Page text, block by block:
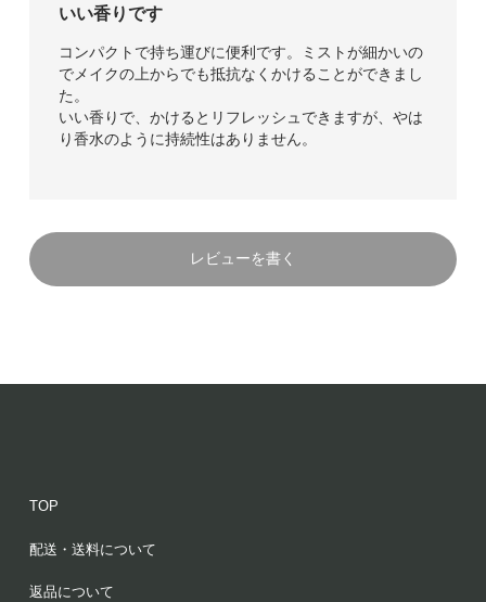
いい香りです
コンパクトで持ち運びに便利です。ミストが細かいの
でメイクの上からでも抵抗なくかけることができまし
た。
いい香りで、かけるとリフレッシュできますが、やは
り香水のように持続性はありません。
レビューを書く
TOP
配送・送料について
返品について